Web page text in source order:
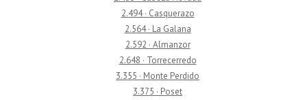
2.494 · Casquerazo
2.564 · La Galana
2.592 · Almanzor
2.648 · Torrecerredo
3.355 · Monte Perdido
3.375 · Poset